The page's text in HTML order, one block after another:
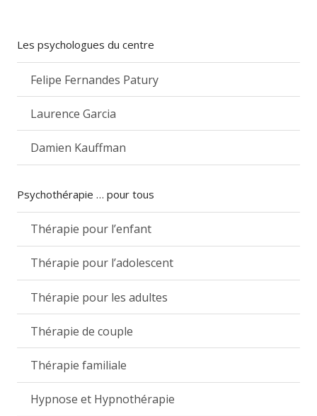
Les psychologues du centre
Felipe Fernandes Patury
Laurence Garcia
Damien Kauffman
Psychothérapie … pour tous
Thérapie pour l’enfant
Thérapie pour l’adolescent
Thérapie pour les adultes
Thérapie de couple
Thérapie familiale
Hypnose et Hypnothérapie